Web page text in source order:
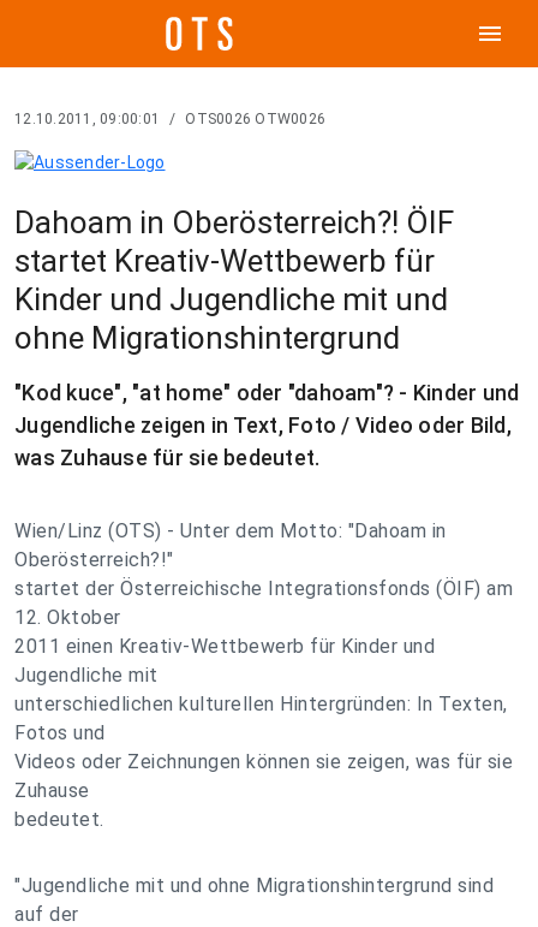
menu
12.10.2011, 09:00:01 / OTS0026 OTW0026
Dahoam in Oberösterreich?! ÖIF
startet Kreativ-Wettbewerb für
Kinder und Jugendliche mit und
ohne Migrationshintergrund
"Kod kuce", "at home" oder "dahoam"? - Kinder und
Jugendliche zeigen in Text, Foto / Video oder Bild,
was Zuhause für sie bedeutet.
Wien/Linz (OTS) - Unter dem Motto: "Dahoam in
Oberösterreich?!"
startet der Österreichische Integrationsfonds (ÖIF) am
12. Oktober
2011 einen Kreativ-Wettbewerb für Kinder und
Jugendliche mit
unterschiedlichen kulturellen Hintergründen: In Texten,
Fotos und
Videos oder Zeichnungen können sie zeigen, was für sie
Zuhause
bedeutet.
"Jugendliche mit und ohne Migrationshintergrund sind
auf der